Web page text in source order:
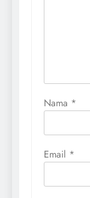
Nama *
Email *